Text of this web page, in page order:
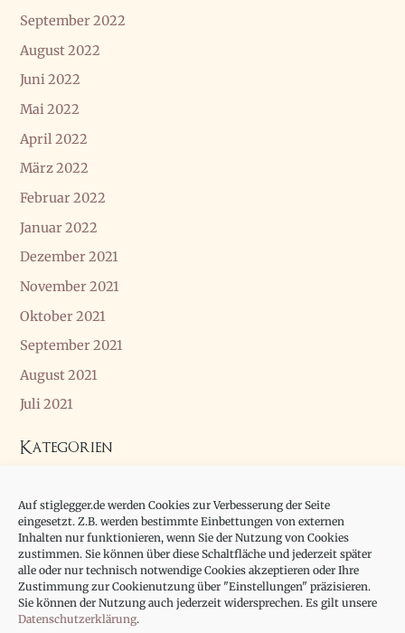
Auf stiglegger.de werden Cookies zur Verbesserung der Seite
eingesetzt. Z.B. werden bestimmte Einbettungen von externen
Inhalten nur funktionieren, wenn Sie der Nutzung von Cookies
zustimmen. Sie können über diese Schaltfläche und jederzeit später
alle oder nur technisch notwendige Cookies akzeptieren oder Ihre
Zustimmung zur Cookienutzung über "Einstellungen" präzisieren.
Sie können der Nutzung auch jederzeit widersprechen. Es gilt unsere
Datenschutzerklärung.
September 2022
August 2022
Juni 2022
Mai 2022
April 2022
März 2022
Februar 2022
Januar 2022
Dezember 2021
November 2021
Oktober 2021
September 2021
August 2021
Juli 2021
Kategorien
Essay